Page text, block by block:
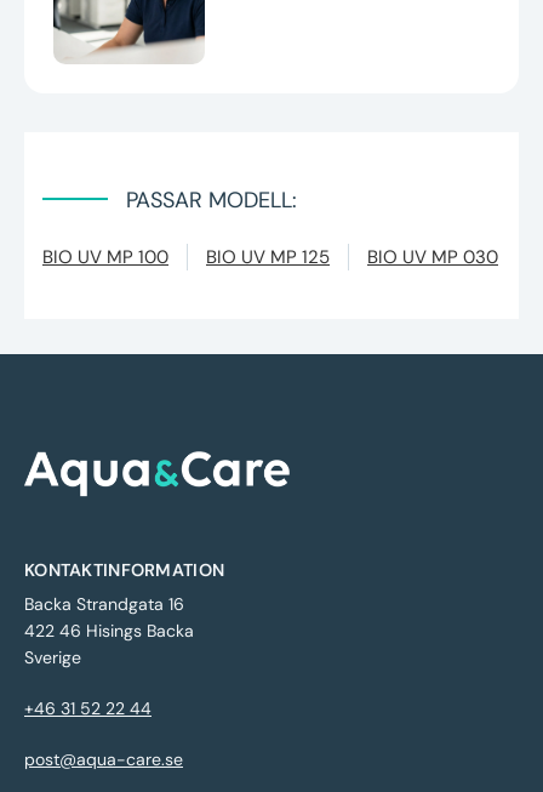
PASSAR MODELL:
BIO UV MP 100 BIO UV MP 125 BIO UV MP 030
KONTAKTINFORMATION
Backa Strandgata 16
422 46 Hisings Backa
Sverige
+46 31 52 22 44
post@aqua-care.se